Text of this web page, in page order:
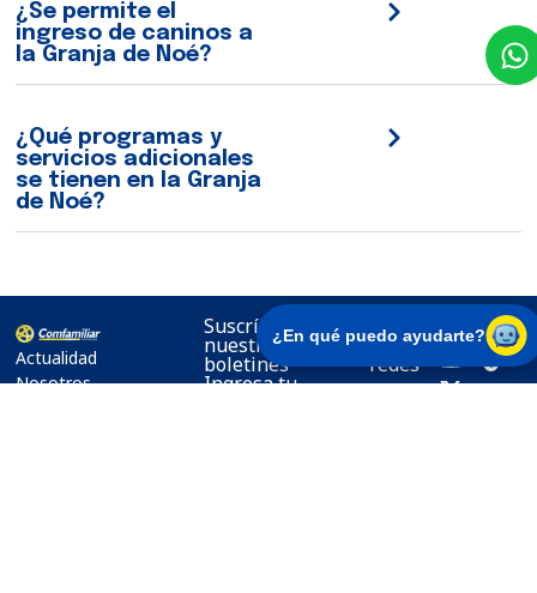
¿Se permite el
ingreso de caninos a
la Granja de Noé?
¿Qué programas y
servicios adicionales
se tienen en la Granja
de Noé?
Actualidad
Nosotros
Suscríbete a
nuestros
boletines
Ingresa tu
Síguenos
en
redes
¿En qué puedo ayudarte?